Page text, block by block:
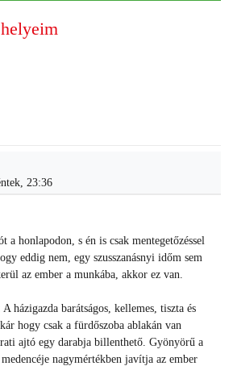
23:36
a honlapodon, s én is csak mentegetőzéssel
eddig nem, egy szusszanásnyi időm sem
az ember a munkába, akkor ez van.
házigazda barátságos, kellemes, tiszta és
hogy csak a fürdőszoba ablakán van
ajtó egy darabja billenthető. Gyönyörű a
nagymértékben javítja az ember